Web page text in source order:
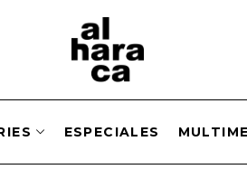
ESPECIALES